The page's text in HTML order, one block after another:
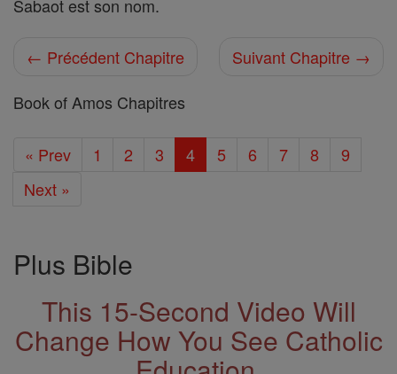
Sabaot est son nom.
← Précédent Chapitre
Suivant Chapitre →
Book of Amos Chapitres
« Prev 1 2 3 4 5 6 7 8
9
Next »
Plus Bible
This 15-Second Video Will
Change How You See Catholic